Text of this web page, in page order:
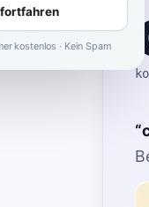
“
kostenlos · Kein Spam